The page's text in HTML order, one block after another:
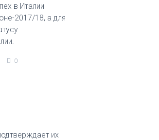
в Италии
2017/18, а для
0
их